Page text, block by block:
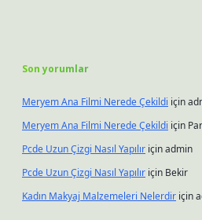
Son yorumlar
Meryem Ana Filmi Nerede Çekildi için
Meryem Ana Filmi Nerede Çekildi için
Pcde Uzun Çizgi Nasıl Yapılır içinadmin
Pcde Uzun Çizgi Nasıl Yapılır için Bekir
Kadın Makyaj Malzemeleri Nelerdir için